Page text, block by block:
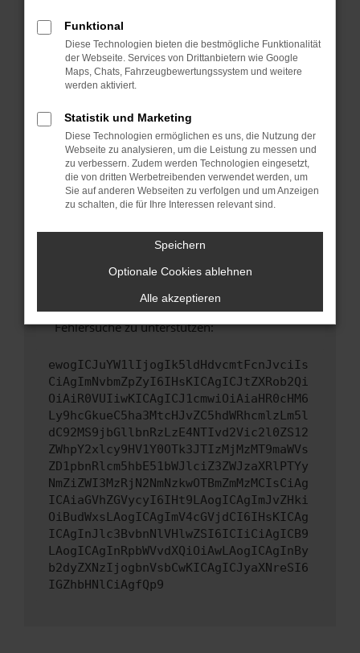
Fenster?
Starte dein Gerät neu.
Das kann manchmal helfen, vorübergehende
Probleme zu beheben.
Betriebssystem auf dem neuesten Stand
sind.
Veraltete Software birgt nicht nur ein
Sicherheitsrisiko, sondern kann auch dazu
führen, dass bestimmte Funktionen nicht mehr
unterstützt werden.
Wende dich an den Webseitenbetreiber.
Wenn du alle oben genannten Schritte versucht
hast, kontaktiere uns bitte. Wir werden
versuchen, das Problem zu beheben. Du kannst
uns diesen Text schicken, um uns bei der
Fehlersuche zu unterstützen:
ewogICJuYW1lIjogIk5ldHdvcmtFcnJvciIs
CiAgImNvbmZpZyI6IHsKICAgICJtZXRob2Qi
OiAiR0VUIiwKICAgICJ1cmwiOiAiaHR0cHM6
Ly9hcGkueC5ha3MtcHJvZC5hdWRhcmlzLm5l
dC92MS9jbGllbnRzLzE4NTIvd2Vic2l0ZS12
ZWhpY2xlcy9HV1Y0OTk3JTIzMjMzMT9maWVs
ZD1pbnRlcm5hbE51bWJlciZ3ZWJzaXRlPTYy
NmZiZWI3MzRjN2NmNzkwOTBmZmMzMCIsCiAg
ICAiaGVhZGVycyI6IHt9LAogICAgImJvZHki
OiBudWxsLAogICAgImV4cGVjdCI6IHsKICAg
ICAgInJlc3BvbnNlVHlwZSI6ICIiCiAgICB9
LAogICAgInRpbWVvdXQiOiAwLAogICAgInBy
b2dyZXNzIjogbnVsbCwKICAgICJyaXNreSI6
IGZhbHNlCiAgfQp9
Funktional
Diese Technologien bieten die bestmögliche Funktionalität
der Webseite. Services von Drittanbietern wie Google
Maps, Chats, Fahrzeugbewertungssystem und weitere
werden aktiviert.
Statistik und Marketing
Diese Technologien ermöglichen es uns, die Nutzung der
Webseite zu analysieren, um die Leistung zu messen und
zu verbessern. Zudem werden Technologien eingesetzt,
die von dritten Werbetreibenden verwendet werden, um
Sie auf anderen Webseiten zu verfolgen und um Anzeigen
zu schalten, die für Ihre Interessen relevant sind.
Speichern
Optionale Cookies ablehnen
Alle akzeptieren